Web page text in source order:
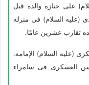
على جنازه والده قبل
(علیه السلام) فی منزله
تقارب عشرین عامًا.
(علیه السلام) الإمامه.
العسکری فی سامراء